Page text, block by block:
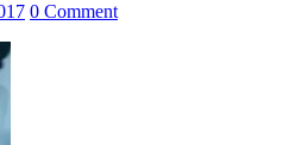
0 Comment